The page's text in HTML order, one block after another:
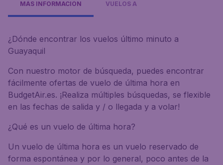
MÁS INFORMACIÓN VUELOS A
¿Dónde encontrar los vuelos último minuto a
Guayaquil
Con nuestro motor de búsqueda, puedes encontrar
fácilmente ofertas de vuelo de última hora en
BudgetAir.es. ¡Realiza múltiples búsquedas, se flexible
en las fechas de salida y / o llegada y a volar!
¿Qué es un vuelo de última hora?
Un vuelo de última hora es un vuelo reservado de
forma espontánea y por lo general, poco antes de la